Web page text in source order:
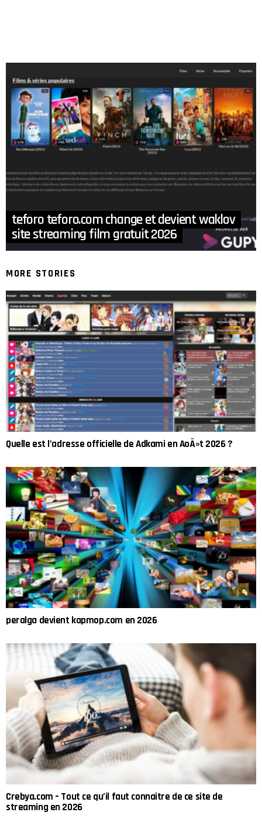
teforo teforo.com change et devient waklov
site streaming film gratuit 2026
MORE STORIES
Quelle est l’adresse officielle de Adkami en AoÃ»t 2026 ?
peralga devient kapmop.com en 2026
Crebya.com – Tout ce qu’il faut connaitre de ce site de
streaming en 2026